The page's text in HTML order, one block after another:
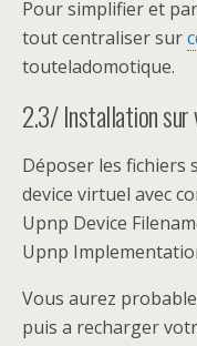
Pour simplifier et
tout centraliser sur
touteladomotique.
2.3/ Installation sur
Déposer les fichiers
device virtuel avec
Upnp Device
Upnp
Vous aurez
puis a recharger